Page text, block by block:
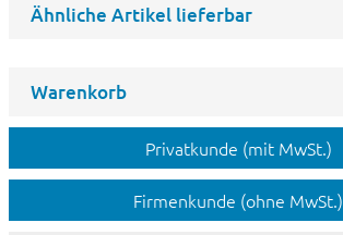
Ähnliche Artikel lieferbar
Warenkorb
Privatkunde (mit MwSt.)
Firmenkunde (ohne MwSt.)